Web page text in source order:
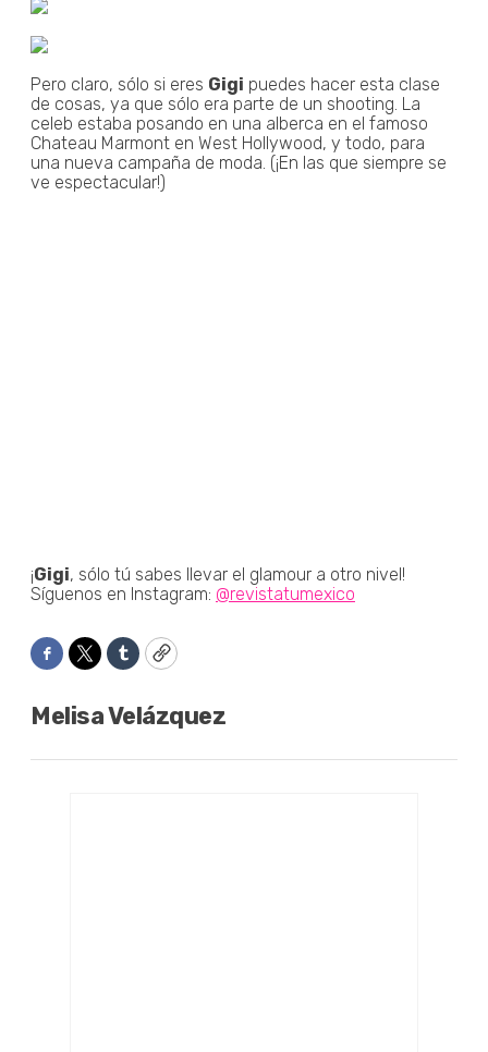
Pero claro, sólo si eres Gigi puedes hacer esta clase
de cosas, ya que sólo era parte de un shooting. La
celeb estaba posando en una alberca en el famoso
Chateau Marmont en West Hollywood, y todo, para
una nueva campaña de moda. (¡En las que siempre se
ve espectacular!)
¡Gigi, sólo tú sabes llevar el glamour a otro nivel!
Síguenos en Instagram: @revistatumexico
Facebook
TwitterTumblrCopy
Melisa Velázquez